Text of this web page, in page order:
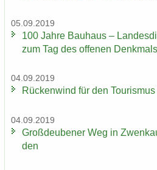
05.09.2019
100 Jahre Bau­haus –
zum Tag des of­fe­nen
04.09.2019
Rü­cken­wind für den
04.09.2019
Groß­deu­be­ner Weg in
den